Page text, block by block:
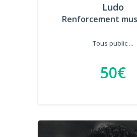
Ludo
Renforcement
Tous public ...
50€